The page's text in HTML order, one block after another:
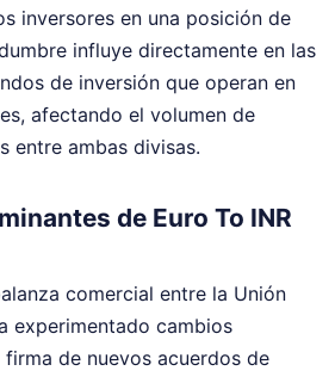
inversores en una posición de
influye directamente en las
de inversión que operan en
afectando el volumen de
entre ambas divisas.
de Euro To INR
comercial entre la Unión
experimentado cambios
de nuevos acuerdos de